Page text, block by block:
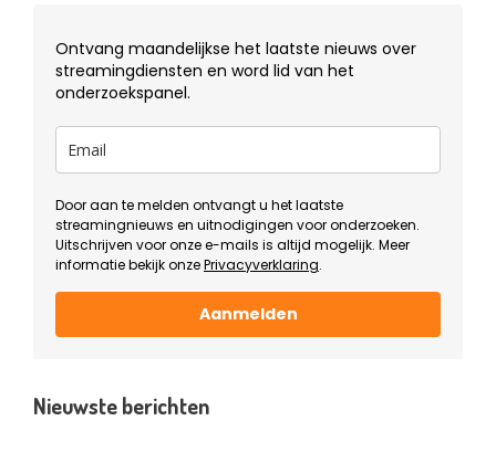
Ontvang maandelijkse het laatste nieuws over
streamingdiensten en word lid van het
onderzoekspanel.
Door aan te melden ontvangt u het laatste
streamingnieuws en uitnodigingen voor onderzoeken.
Uitschrijven voor onze e-mails is altijd mogelijk. Meer
informatie bekijk onzePrivacyverklaring.
Aanmelden
Nieuwste berichten